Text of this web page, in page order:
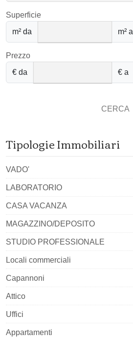
Superficie
m² da
m² a
Prezzo
€ da
€ a
CERCA
Tipologie Immobiliari
VADO'
LABORATORIO
CASA VACANZA
MAGAZZINO/DEPOSITO
STUDIO PROFESSIONALE
Locali commerciali
Capannoni
Attico
Uffici
Appartamenti